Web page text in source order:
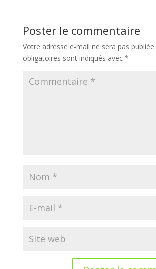
Poster le commentaire
Votre adresse e-mail ne sera pas publiée.
obligatoires sont indiqués avec *